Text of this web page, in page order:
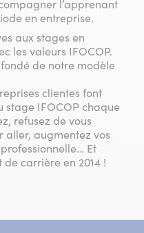
l’apprenant
en entreprise.
aux stages en
les valeurs IFOCOP.
de notre modèle
clientes font
stage IFOCOP chaque
refusez de vous
aller, augmentez vos
Et
carrière en 2014 !